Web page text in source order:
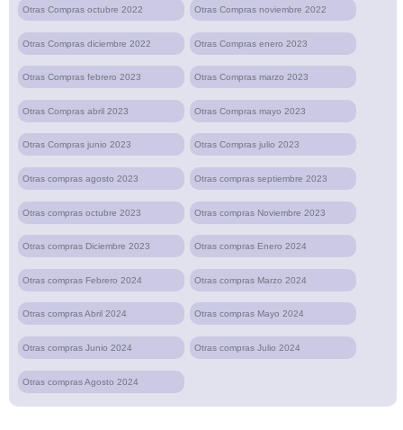
Otras Compras octubre 2022 Otras Compras noviembre 2022
Otras Compras diciembre 2022 Otras Compras enero 2023
Otras Compras febrero 2023 Otras Compras marzo 2023
Otras Compras abril 2023 Otras Compras mayo 2023
Otras Compras junio 2023 Otras Compras julio 2023
Otras compras agosto 2023 Otras compras septiembre 2023
Otras compras octubre 2023 Otras compras Noviembre 2023
Otras compras Diciembre 2023 Otras compras Enero 2024
Otras compras Febrero 2024 Otras compras Marzo 2024
Otras compras Abril 2024 Otras compras Mayo 2024
Otras compras Junio 2024 Otras compras Julio 2024
Otras compras Agosto 2024